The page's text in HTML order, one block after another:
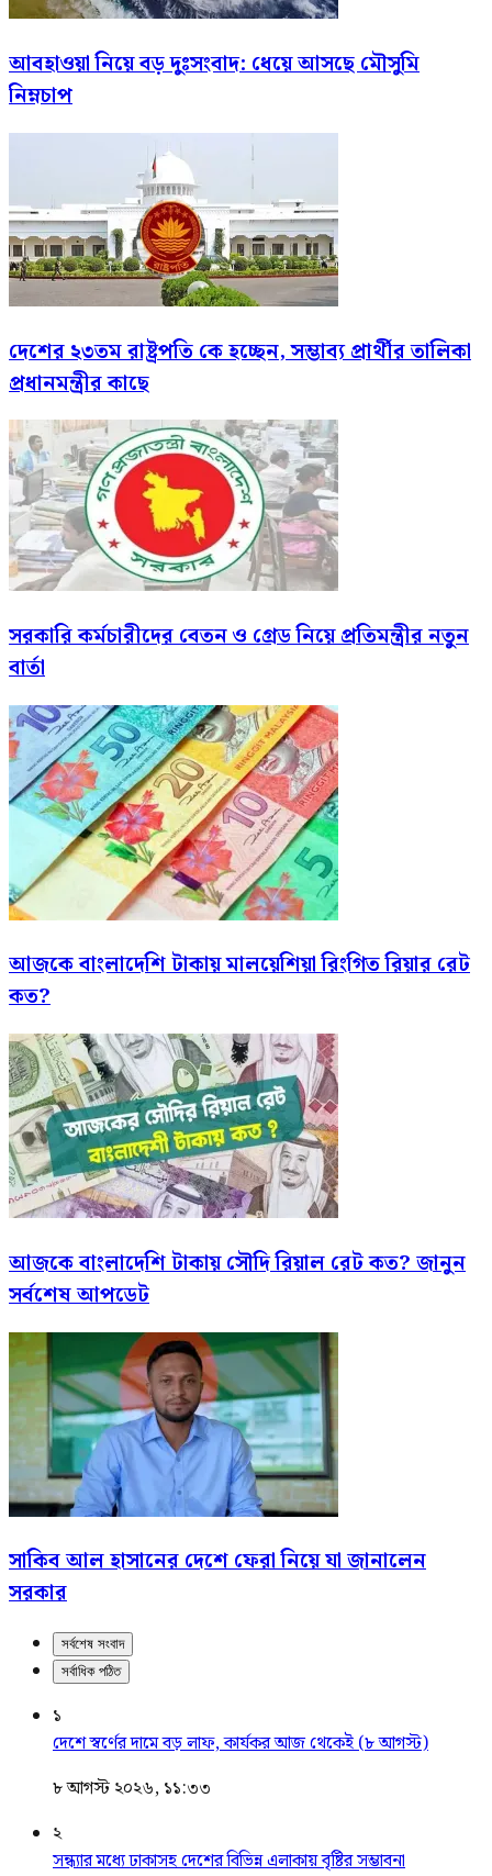
আবহাওয়া নিয়ে বড় দুঃসংবাদ: ধেয়ে আসছে মৌসুমি
নিম্নচাপ
দেশের ২৩তম রাষ্ট্রপতি কে হচ্ছেন, সম্ভাব্য প্রার্থীর তালিকা
প্রধানমন্ত্রীর কাছে
সরকারি কর্মচারীদের বেতন ও গ্রেড নিয়ে প্রতিমন্ত্রীর নতুন
বার্তা
আজকে বাংলাদেশি টাকায় মালয়েশিয়া রিংগিত রিয়ার রেট
কত?
আজকে বাংলাদেশি টাকায় সৌদি রিয়াল রেট কত? জানুন
সর্বশেষ আপডেট
সাকিব আল হাসানের দেশে ফেরা নিয়ে যা জানালেন
সরকার
সর্বশেষ সংবাদ
সর্বাধিক পঠিত
১
দেশে স্বর্ণের দামে বড় লাফ, কার্যকর আজ থেকেই (৮ আগস্ট)
৮ আগস্ট ২০২৬, ১১:৩৩
২
সন্ধ্যার মধ্যে ঢাকাসহ দেশের বিভিন্ন এলাকায় বৃষ্টির সম্ভাবনা